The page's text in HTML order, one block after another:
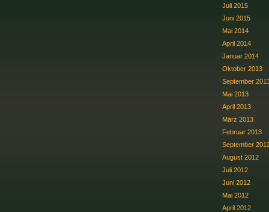
Juli 2015
Juni 2015
Mai 2014
April 2014
Januar 2014
Oktober 2013
September
Mai 2013
April 2013
März 2013
Februar 2013
September
August 2012
Juli 2012
Juni 2012
Mai 2012
April 2012